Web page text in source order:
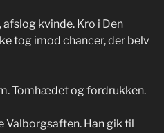
afslog kvinde. Kro i Den
tog imod chancer, der belv
Tomhædet og fordrukken.
Han gik til